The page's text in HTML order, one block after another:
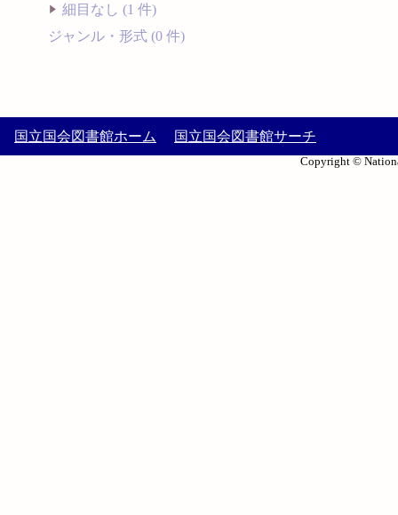
細目なし (1 件)
ジャンル・形式 (0 件)
国立国会図書館ホーム 国立国会図書館サーチ
Copyright ©